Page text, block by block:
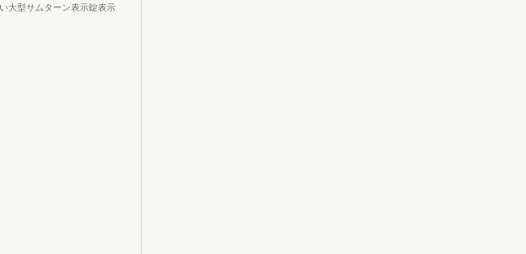
大型サムターン表示錠表示